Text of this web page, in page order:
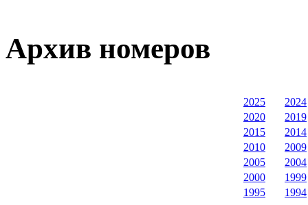
Архив номеров
2025
2024
2020
2019
2015
2014
2010
2009
2005
2004
2000
1999
1995
1994